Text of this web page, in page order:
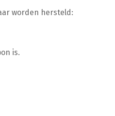
worden hersteld:
is.